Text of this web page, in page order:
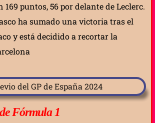
puntos, 56 por delante de Leclerc.
ha sumado una victoria tras el
y está decidido a recortar la
Fórmula 1